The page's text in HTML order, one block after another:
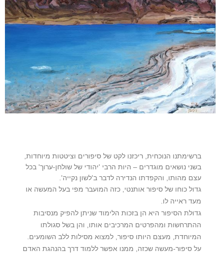
ברשימתנו הנוכחית, ריכזנו לקט של סיפורים וציטטות מיוחדות,
בשני נושאים מוגדרים – היות הרבי 'יהודי של שולחן-ערוך' בכל
עצם מהותו, והקפדתו הנדירה לדבר ב'לשון נקייה'.
גדול כוחו של סיפור אותנטי, כזה המועבר מפי בעל המעשה או
מעד ראייה לו.
גדולת הסיפור היא הן בזכות הלימוד שניתן להפיק מנסיבות
ההתרחשות ומהפרטים המרכיבים אותו, והן בשל סגולתו
המיוחדת, מעצם היותו סיפור, למצוא מסילות ללב השומעים.
על סיפור-מעשה שכזה, ממנו אפשר ללמוד דרך בהנהגת האדם